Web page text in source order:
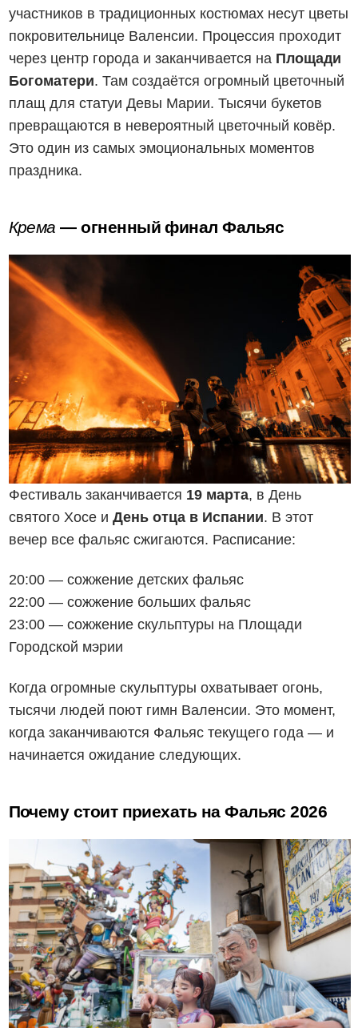
участников в традиционных костюмах несут цветы
покровительнице Валенсии. Процессия проходит
через центр города и заканчивается на Площади
Богоматери. Там создаётся огромный цветочный
плащ для статуи Девы Марии. Тысячи букетов
превращаются в невероятный цветочный ковёр.
Это один из самых эмоциональных моментов
праздника.
Крема — огненный финал Фальяс
Фестиваль заканчивается 19 марта, в День
святого Хосе и День отца в Испании. В этот
вечер все фальяс сжигаются. Расписание:
20:00 — сожжение детских фальяс
22:00 — сожжение больших фальяс
23:00 — сожжение скульптуры на Площади
Городской мэрии
Когда огромные скульптуры охватывает огонь,
тысячи людей поют гимн Валенсии. Это момент,
когда заканчиваются Фальяс текущего года — и
начинается ожидание следующих.
Почему стоит приехать на Фальяс 2026